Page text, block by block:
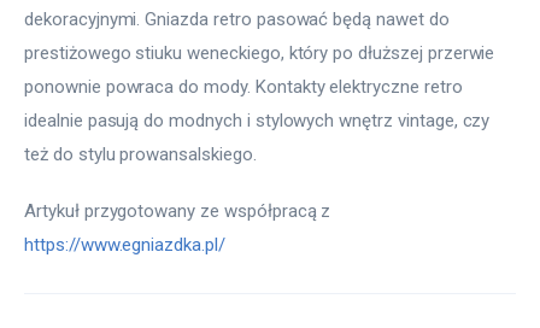
dekoracyjnymi. Gniazda retro pasować będą nawet do
prestiżowego stiuku weneckiego, który po dłuższej przerwie
ponownie powraca do mody. Kontakty elektryczne retro
idealnie pasują do modnych i stylowych wnętrz vintage, czy
też do stylu prowansalskiego.
Artykuł przygotowany ze współpracą z
https://www.egniazdka.pl/